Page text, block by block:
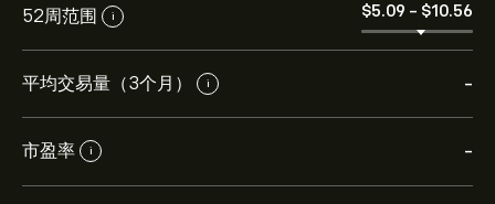
52周范围 i ‎$‎5.09 - ‎$‎10.56
平均交易量（3个月） i -
市盈率 i -